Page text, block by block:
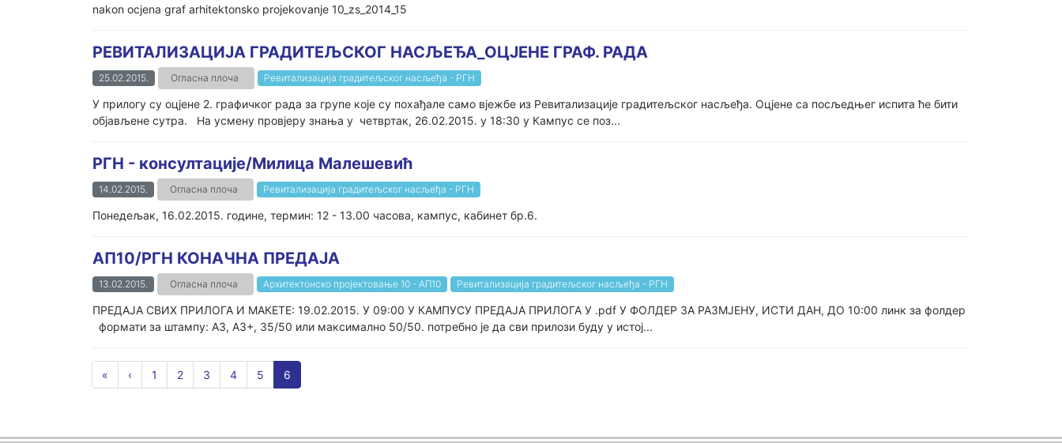
nakon ocjena graf arhitektonsko projekovanje 10_zs_2014_15
РЕВИТАЛИЗАЦИЈА ГРАДИТЕЉСКОГ НАСЉЕЂА_ОЦЈЕНЕ ГРАФ. РАДА
25.02.2015. Огласна плоча Ревитализација градитељског насљеђа - РГН
У прилогу су оцјене 2. графичког рада за групе које су похађале само вјежбе из Ревитализације градитељског насљеђа. Оцјене са посљедњег испита ће бити
објављене сутра. На усмену провјеру знања у четвртак, 26.02.2015. у 18:30 у Кампус се поз...
РГН - консултације/Милица Малешевић
14.02.2015. Огласна плоча Ревитализација градитељског насљеђа - РГН
Понедељак, 16.02.2015. године, термин: 12 - 13.00 часова, кампус, кабинет бр.6.
АП10/РГН КОНАЧНА ПРЕДАЈА
13.02.2015. Огласна плоча Архитектонско пројектовање 10 - АП10 Ревитализација градитељског насљеђа - РГН
ПРЕДАЈА СВИХ ПРИЛОГА И МАКЕТЕ: 19.02.2015. У 09:00 У КАМПУСУ ПРЕДАЈА ПРИЛОГА У .pdf У ФОЛДЕР ЗА РАЗМЈЕНУ, ИСТИ ДАН, ДО 10:00 линк за фолдер
формати за штампу: А3, А3+, 35/50 или максимално 50/50. потребно је да сви прилози буду у истој...
« ‹ 1 2 3 4 5 6